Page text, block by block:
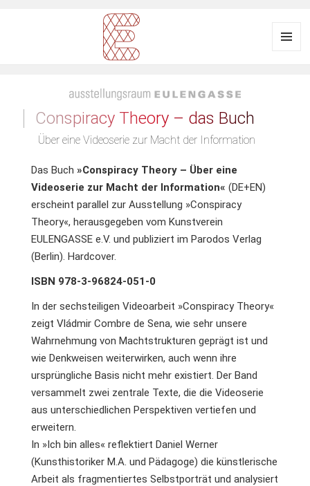
Ausstellungsraum EULENGASSE
Conspiracy Theory – das Buch
Über eine Videoserie zur Macht der Information
Das Buch »Conspiracy Theory – Über eine
Videoserie zur Macht der Information« (DE+EN)
erscheint parallel zur Ausstellung »Conspiracy
Theory«, herausgegeben vom Kunstverein
EULENGASSE e.V. und publiziert im Parodos Verlag
(Berlin). Hardcover.
ISBN 978-3-96824-051-0
In der sechsteiligen Videoarbeit »Conspiracy Theory«
zeigt Vládmir Combre de Sena, wie sehr unsere
Wahrnehmung von Machtstrukturen geprägt ist und
wie Denkweisen weiterwirken, auch wenn ihre
ursprüngliche Basis nicht mehr existiert. Der Band
versammelt zwei zentrale Texte, die die Videoserie
aus unterschiedlichen Perspektiven vertiefen und
erweitern.
In »Ich bin alles« reflektiert Daniel Werner
(Kunsthistoriker M.A. und Pädagoge) die künstlerische
Arbeit als fragmentiertes Selbstporträt und analysiert